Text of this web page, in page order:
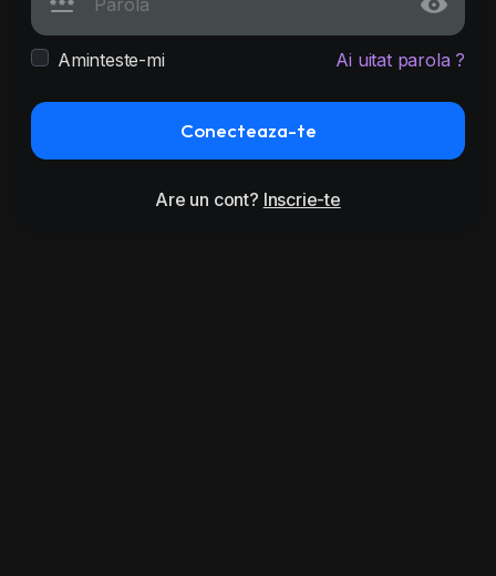
Aminteste-mi Ai uitat parola ?
Conecteaza-te
Are un cont? Inscrie-te